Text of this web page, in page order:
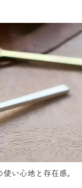
い心地と存在感。